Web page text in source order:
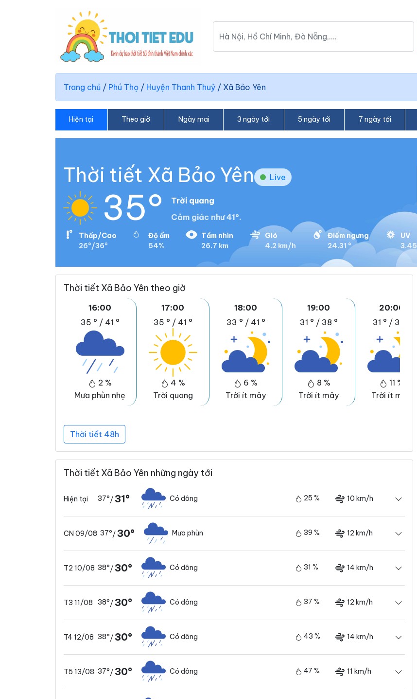
Trang chủ / Phú Thọ / Huyện Thanh Thuỷ / Xã Bảo Yên
Hiện tại Theo giờ Ngày mai 3 ngày tới 5 ngày tới 7 ngày tới
Thời tiết Xã Bảo Yên Live
35°
Trời quang
Cảm giác như 41°.
Thấp/Cao
26°/36°
Độ ẩm
54%
Tầm nhìn
26.7 km
Gió
4.2 km/h
Điểm ngưng
24.31 °
UV
3.45
Thời tiết Xã Bảo Yên theo giờ
16:00
35 ° / 41 °
2 %
Mưa phùn nhẹ
17:00
35 ° / 41 °
4 %
Trời quang
18:00
33 ° / 41 °
6 %
Trời ít mây
19:00
31 ° / 38 °
8 %
Trời ít mây
20:00
31 ° / 38 °
11 %
Trời ít mây
Thời tiết 48h
Thời tiết Xã Bảo Yên những ngày tới
Hiện tại 37°/31° Có dông 25 % 10 km/h
CN 09/08 37°/30° Mưa phùn 39 % 12 km/h
T2 10/08 38°/30° Có dông 31 % 14 km/h
T3 11/08 38°/30° Có dông 37 % 12 km/h
T4 12/08 38°/30° Có dông 43 % 14 km/h
T5 13/08 37°/30° Có dông 47 % 11 km/h